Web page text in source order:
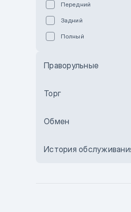
Бежевый
Комбинированный
Передний
Задний
Полный
Праворульные
Торг
Обмен
История